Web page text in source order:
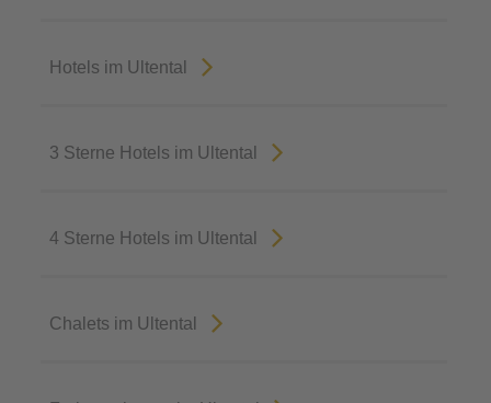
Hotels im Ultental
3 Sterne Hotels im Ultental
4 Sterne Hotels im Ultental
Chalets im Ultental